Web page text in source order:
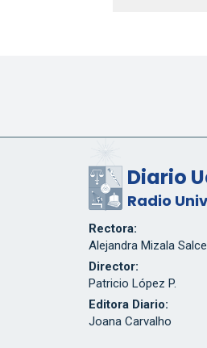
Diario
Radio
Rectora:
Alejandra Mizala
Director:
Patricio López P.
Editora Diario:
Joana Carvalho